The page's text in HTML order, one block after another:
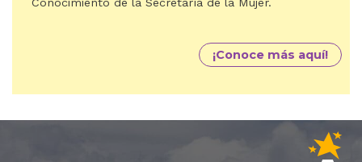
formación de la Dirección de Gestión de